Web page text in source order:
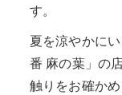
す。
夏を涼やかに
番 麻の葉」の
触りをお確かめ